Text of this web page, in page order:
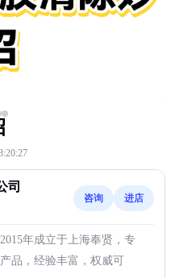
司
咨询 进店
年成立于上海奉贤，专
品，经验丰富，权威可